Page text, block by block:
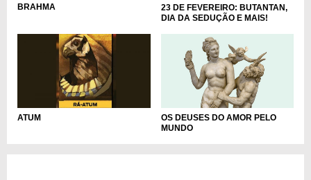
BRAHMA
23 DE FEVEREIRO: BUTANTAN,
DIA DA SEDUÇÃO E MAIS!
ATUM
OS DEUSES DO AMOR PELO
MUNDO